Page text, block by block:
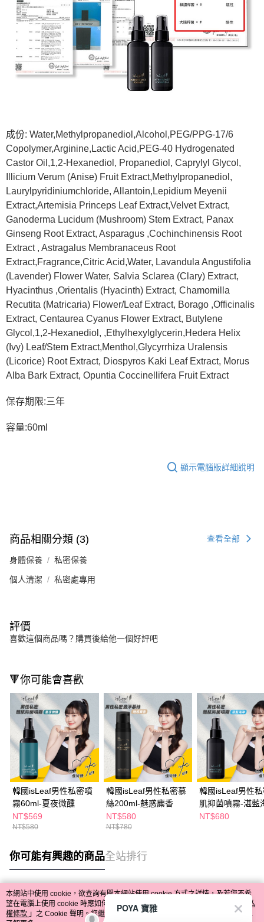
成份: Water,Methylpropanediol,Alcohol,PEG/PPG-17/6
Copolymer,Arginine,Lactic Acid,PEG-40 Hydrogenated
Castor Oil,1,2-Hexanediol, Propanediol, Caprylyl Glycol,
Illicium Verum (Anise) Fruit Extract,Methylpropanediol,
Laurylpyridiniumchloride, Allantoin,Lepidium Meyenii
Extract,Artemisia Princeps Leaf Extract,Velvet Extract,
Ganoderma Lucidum (Mushroom) Stem Extract, Panax
Ginseng Root Extract, Asparagus ,Cochinchinensis Root
Extract , Astragalus Membranaceus Root
Extract,Fragrance,Citric Acid,Water, Lavandula Angustifolia
(Lavender) Flower Water, Salvia Sclarea (Clary) Extract,
Hyacinthus ,Orientalis (Hyacinth) Extract, Chamomilla
Recutita (Matricaria) Flower/Leaf Extract, Borago ,Officinalis
Extract, Centaurea Cyanus Flower Extract, Butylene
Glycol,1,2-Hexanediol, ,Ethylhexylglycerin,Hedera Helix
(Ivy) Leaf/Stem Extract,Menthol,Glycyrrhiza Uralensis
(Licorice) Root Extract, Diospyros Kaki Leaf Extract, Morus
Alba Bark Extract, Opuntia Coccinellifera Fruit Extract
保存期限:三年
容量:60ml
顯示電腦版詳細說明
商品相關分類 (3) 查看全部
身體保養 私密保養
個人清潔 私密處專用
評價
喜歡這個商品嗎？購買後給他一個好評吧
🔻你可能會喜歡
韓國isLeaf男性私密噴
霧60ml-夏夜微醺
NT$569
NT$580
韓國isLeaf男性私密慕
絲200ml-魅惑麋香
NT$580
NT$780
韓國isLeaf男性
肌抑菌噴霧-湛藍
60ml
NT$680
你可能有興趣的商品全站排行
熱門標籤
本網站中使用 cookie，欲查詢有關本網站使用 cookie 方式之詳情，及若您不希
望在電腦上使用 cookie 時應如何變更電腦的 cookie 設定，請參閱本網站「 隱私
權條款 」之 Cookie 聲明。您繼續使用本網站即表示您同意本公司得按本網站使
POYA 寶雅